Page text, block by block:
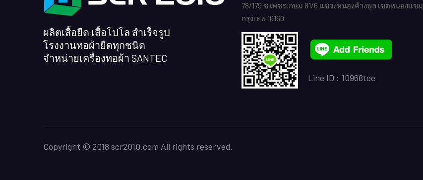
ผลิตเสื้อยืด เสื้อโปโล สำเร็จรูป
โรงงานทอผ้ายืดทุกชนิด
จำหน่ายเครื่องทอผ้า SANTEC
78/179 ซ.เพชรเกษม 81/6 แขวงหนองค้างพูล เขตหนองแขม
กรุงเทพ 10160
Line ID : 10968tee
Copyright © 2018 scr2010.com All rights reserved.